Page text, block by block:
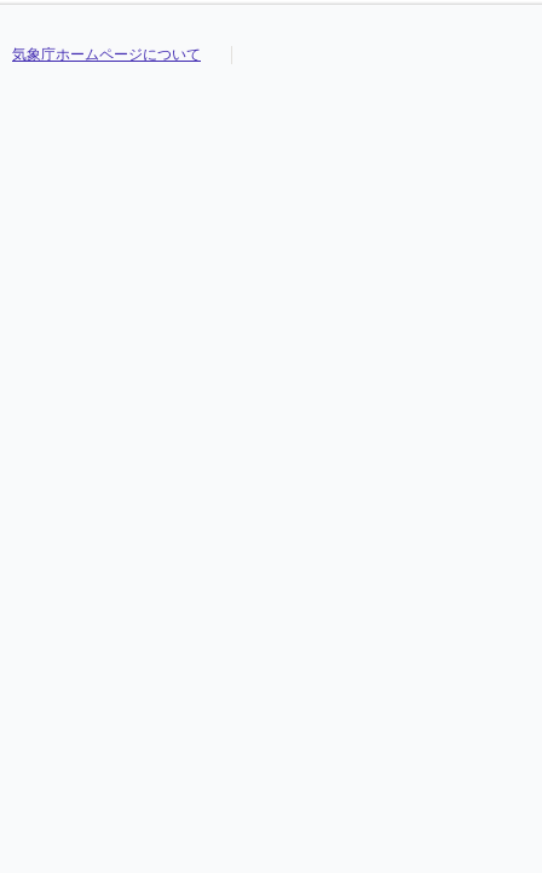
気象庁ホームページについて